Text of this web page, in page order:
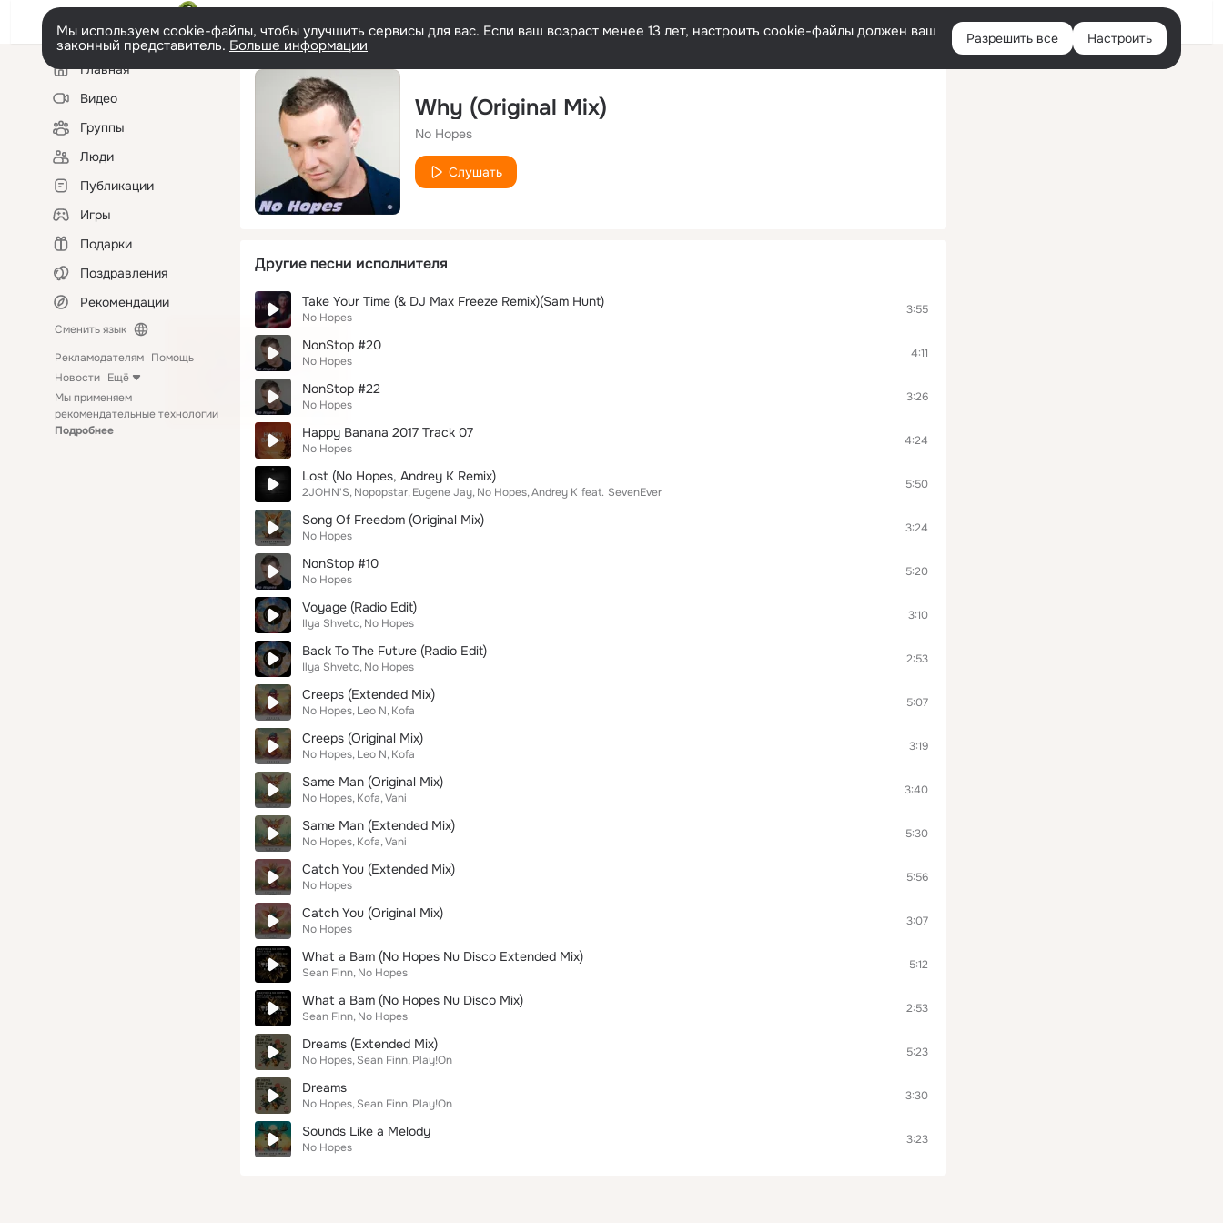
Войти
Мы используем cookie-файлы, чтобы улучшить сервисы для вас. Если ваш возраст менее 13 лет, настроить cookie-файлы должен ваш
законный представитель. Больше информации Разрешить все Настроить
Левая
колонкаГлавная
Видео
Группы
Люди
Публикации
Игры
Подарки
Поздравления
Рекомендации
Сменить язык
Рекламодателям Помощь
Новости Ещё
Мы применяем
рекомендательные технологии
Подробнее
Why (Original Mix)
No Hopes
Слушать
Другие песни исполнителя
Take Your Time (& DJ Max Freeze Remix)(Sam Hunt)
No Hopes
3:55
NonStop #20
No Hopes
4:11
NonStop #22
No Hopes
3:26
Happy Banana 2017 Track 07
No Hopes
4:24
Lost (No Hopes, Andrey K Remix)
2JOHN'S Nopopstar Eugene Jay No Hopes Andrey K feat. SevenEver
5:50
Song Of Freedom (Original Mix)
No Hopes
3:24
NonStop #10
No Hopes
5:20
Voyage (Radio Edit)
Ilya Shvetc No Hopes
3:10
Back To The Future (Radio Edit)
Ilya Shvetc No Hopes
2:53
Creeps (Extended Mix)
No Hopes Leo N Kofa
5:07
Creeps (Original Mix)
No Hopes Leo N Kofa
3:19
Same Man (Original Mix)
No Hopes Kofa Vani
3:40
Same Man (Extended Mix)
No Hopes Kofa Vani
5:30
Catch You (Extended Mix)
No Hopes
5:56
Catch You (Original Mix)
No Hopes
3:07
What a Bam (No Hopes Nu Disco Extended Mix)
Sean Finn No Hopes
5:12
What a Bam (No Hopes Nu Disco Mix)
Sean Finn No Hopes
2:53
Dreams (Extended Mix)
No Hopes Sean Finn Play!On
5:23
Dreams
No Hopes Sean Finn Play!On
3:30
Sounds Like a Melody
No Hopes
3:23